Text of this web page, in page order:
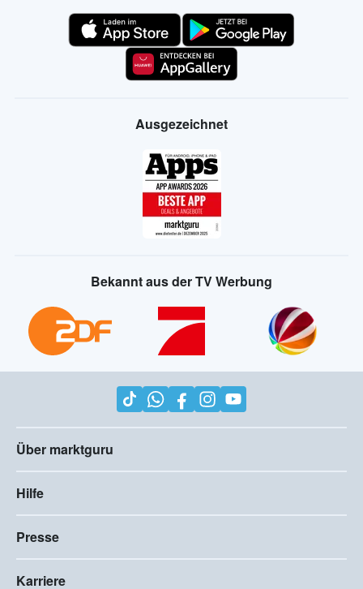
Ausgezeichnet
Bekannt aus der TV Werbung
Über marktguru
Hilfe
Presse
Karriere